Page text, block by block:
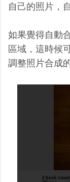
自己的照片，
如果覺得自動
區域，這時候
調整照片合成